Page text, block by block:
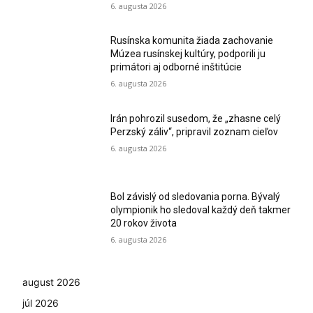
6. augusta 2026
Rusínska komunita žiada zachovanie
Múzea rusínskej kultúry, podporili ju
primátori aj odborné inštitúcie
6. augusta 2026
Irán pohrozil susedom, že „zhasne celý
Perzský záliv“, pripravil zoznam cieľov
6. augusta 2026
Bol závislý od sledovania porna. Bývalý
olympionik ho sledoval každý deň takmer
20 rokov života
6. augusta 2026
august 2026
júl 2026